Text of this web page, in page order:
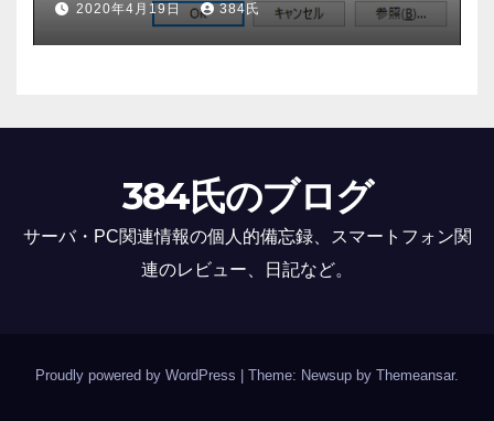
2020年4月19日 384氏
384氏のブログ
サーバ・PC関連情報の個人的備忘録、スマートフォン関
連のレビュー、日記など。
Proudly powered by WordPress Theme: Newsup by Themeansar.